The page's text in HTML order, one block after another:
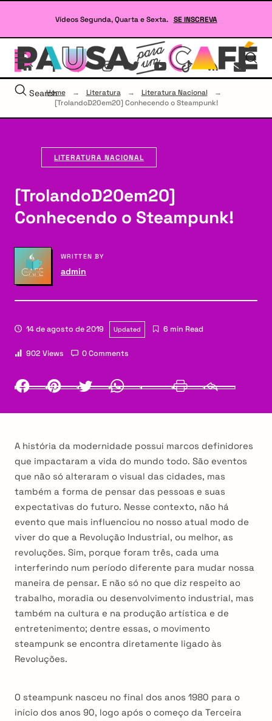
Vídeos Segunda, Quarta e Sexta. SE INSCREVA
Seu
Search
Home → Literatura → Literatura Nacional
→
[TrolandoD20em20] Conhecendo o Steampunk!
LITERATURA NACIONAL
[TrolandoD20em20]
Conhecendo o Steampunk!
WRITTEN BY
admin
14 de agosto de 2019 Updated 6 min Read
902 Views 0 Comments
Facebook PinterestTwitter
A história da modernidade possui marcos definidores
que impactaram a vida do mundo todo. São eventos
que não só alteraram o visual das cidades, mas
também a forma de pensar das pessoas e suas
expectativas do futuro. Nesse contexto, não há
evento que mais influenciou no nosso atual modo de
viver do que a Revolução Industrial, ou melhor, as
revoluções. Sim, porque foram três, cada uma
interferindo num período diferente para mudar nossa
maneira de pensar. E não só no que diz respeito ao
trabalho, moradia ou desenvolvimento industrial, mas
também na cultura e na produção artística e de
entretenimento; dentre essas, o movimento
steampunk se encontra diretamente ligado às
Revoluções.
O steampunk nasceu no final dos anos 1980 para o
início dos anos 90, logo após o começo da Terceira